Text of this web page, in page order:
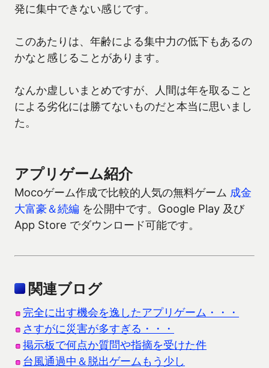
発に集中できない感じです。
このあたりは、年齢による集中力の低下もあるの
かなと感じることがあります。
なんか虚しいまとめですが、人間は年を取ること
による劣化には勝てないものだと本当に思いまし
た。
アプリゲーム紹介
Mocoゲーム作成で比較的人気の無料ゲーム 成金
大富豪＆続編 を公開中です。Google Play 及び
App Store でダウンロード可能です。
関連ブログ
完全に出す機会を逸したアプリゲーム・・・
さすがに災害が多すぎる・・・
掲示板で何点か質問や指摘を受けた件
台風通過中＆脱出ゲームもう少し